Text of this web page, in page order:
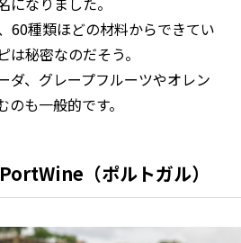
60種類ほどの材料からできてい
秘密なのだそう。
ダ、グレープフルーツやオレン
も一般的です。
（ポルトガル）